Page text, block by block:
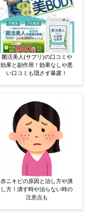
菌活美人(サプリ)の口コミや
効果と副作用！効果なしや悪
い口コミも隠さず暴露！
赤ニキビの原因と治し方や潰
し方！潰す時や治らない時の
注意点も